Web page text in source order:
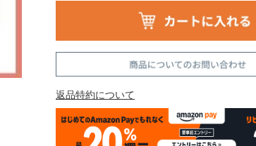
返品特約について